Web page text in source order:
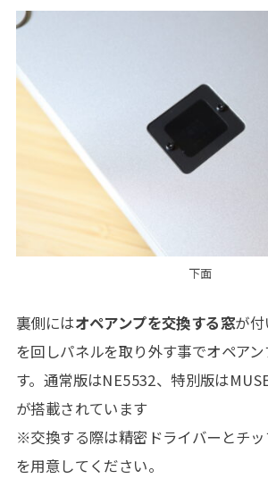
下面
裏側にはオペアンプを交換する窓が
を回しパネルを取り外す事でオペア
す。通常版はNE5532、特別版は
が搭載されています
※交換する際は精密ドライバーとチ
を用意してください。